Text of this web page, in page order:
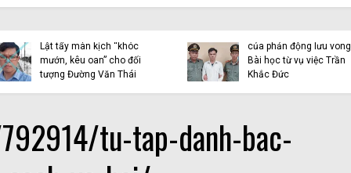
Việt Tân lại “chọc ngoáy”
bằng con mắt đôi tai dị
tật!
Tuệ và những luận điệu
dụng tôn giáo trên mạng
xã hội
tu-tap-danh-bac-